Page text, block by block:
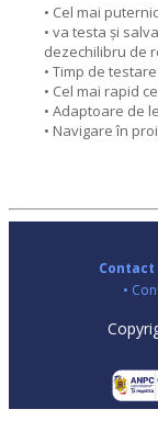
• Cel mai
• va testa și
dezechilibru de
• Timp de
• Cel mai rapid
• Adaptoare de
• Navigare în
Contact
•